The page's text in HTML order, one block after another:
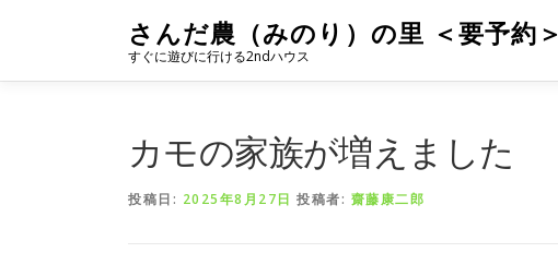
ン
さんだ農（みのり）の里 ＜要予約＞
すぐに遊びに行ける2ndハウス
カモの家族が増えました
投稿日: 2025年8月27日 投稿者: 齋藤康二郎